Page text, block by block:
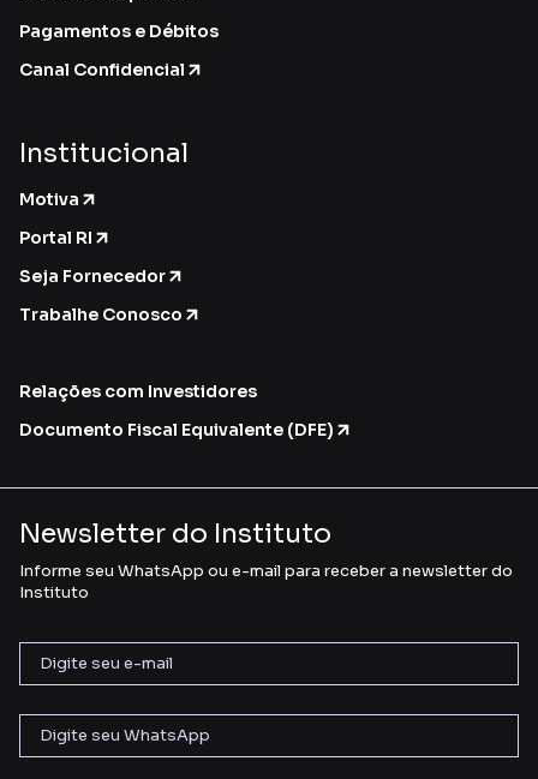
Pagamentos e Débitos
Canal Confidencial
Institucional
Motiva
Portal RI
Seja Fornecedor
Trabalhe Conosco
Relações com Investidores
Documento Fiscal Equivalente (DFE)
Newsletter do Instituto
Informe seu WhatsApp ou e-mail para receber a newsletter do
Instituto